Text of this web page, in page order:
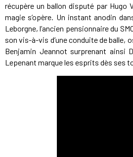
récupère un ballon disputé par Hugo
magie s’opère. Un instant anodin
Leborgne, l’ancien pensionnaire du
son vis-à-vis d’une conduite de balle,
Benjamin Jeannot surprenant ainsi
Lepenant marque les esprits dès ses